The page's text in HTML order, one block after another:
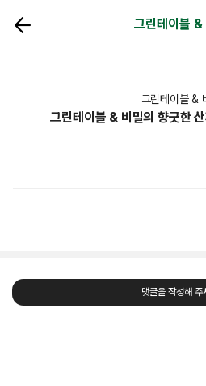
그린테이블 &
그린테이블 &
그린테이블 & 비밀의 향긋한
댓글을 작성해 주